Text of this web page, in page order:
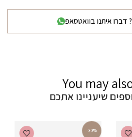
דברו איתנו בוואטסאפ
You may
שיעניינו אתכם
-30%